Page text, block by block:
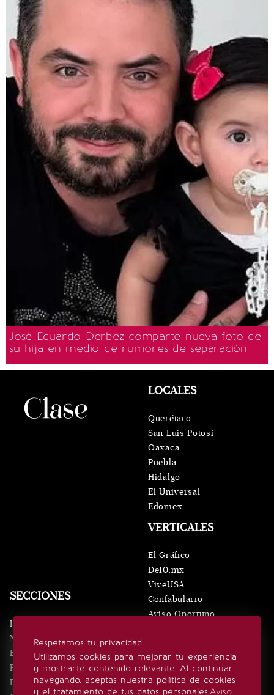
José Eduardo Derbez comparte nueva foto de
su hija en medio de rumores de separación
Respetamos tu privacidad
Utilizamos cookies para mejorar tu experiencia
y mostrarte contenido relevante. Al continuar
navegando, aceptas nuestra política de cookies
y el tratamiento de tus datos personales.Aviso
SECCIONES
Inicio
Noticias
Eventos
Realeza
Estilo de vida
VERTICALES
El Gráfico
De10.mx
ViveUSA
Confabulario
Aviso Oportuno
LOCALES
Querétaro
San Luis Potosí
Oaxaca
Puebla
Hidalgo
El Universal
Edomex
SÍGUENOS